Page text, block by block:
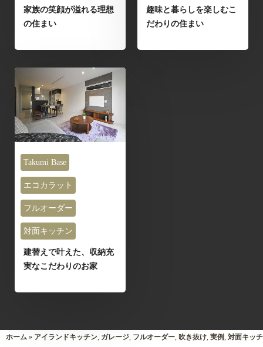
家族の笑顔が溢れる理想
の住まい
趣味と暮らしを楽しむこ
だわりの住まい
Takumi Base
エコカラット
フルオーダー
対面キッチン
建替えで叶えた、収納充
実なこだわりのお家
ホーム » アイランドキッチン ガレージ フルオーダー 吹き抜け 実例 対面キッチ